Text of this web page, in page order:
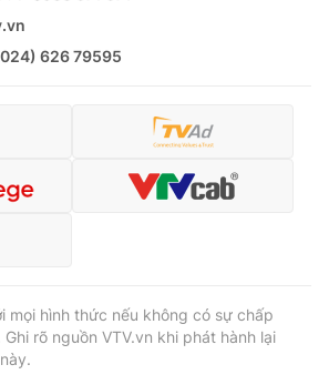
626 79595
mọi hình thức nếu không có sự chấp
rõ nguồn VTV.vn khi phát hành lại